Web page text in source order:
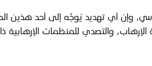
وإن أي تهديد يُوجَّه إلى أحد
والتصدي للمنظمات الإرهابية